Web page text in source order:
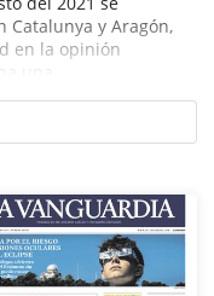
Catalunya y Aragón,
en la opinión
una...